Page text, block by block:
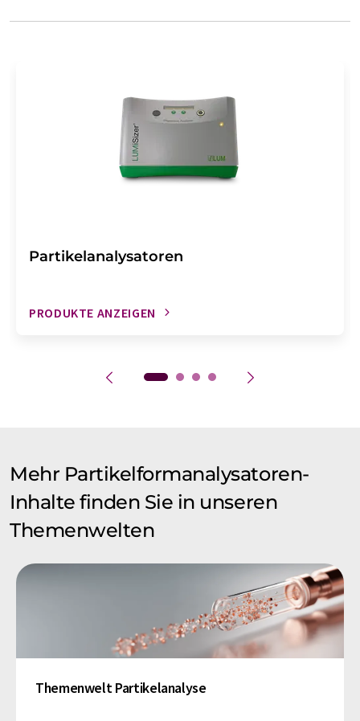
Partikelanalysatoren
PRODUKTE ANZEIGEN
Mehr Partikelformanalysatoren-
Inhalte finden Sie in unseren
Themenwelten
Themenwelt Partikelanalyse